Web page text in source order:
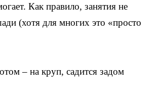
Как правило, занятия не
(хотя для многих это «просто
– на круп, садится задом